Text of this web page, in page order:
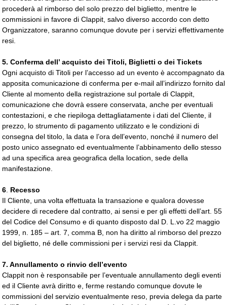
procederà al rimborso del solo prezzo del biglietto, mentre le
commissioni in favore di Clappit, salvo diverso accordo con detto
Organizzatore, saranno comunque dovute per i servizi effettivamente
resi.
5. Conferma dell’ acquisto dei Titoli, Biglietti o dei Tickets
Ogni acquisto di Titoli per l’accesso ad un evento è accompagnato da
apposita comunicazione di conferma per e-mail all’indirizzo fornito dal
Cliente al momento della registrazione sul portale di Clappit,
comunicazione che dovrà essere conservata, anche per eventuali
contestazioni, e che riepiloga dettagliatamente i dati del Cliente, il
prezzo, lo strumento di pagamento utilizzato e le condizioni di
consegna del titolo, la data e l’ora dell’evento, nonché il numero del
posto unico assegnato ed eventualmente l’abbinamento dello stesso
ad una specifica area geografica della location, sede della
manifestazione.
6 Recesso
Il Cliente, una volta effettuata la transazione e qualora dovesse
decidere di recedere dal contratto, ai sensi e per gli effetti dell’art. 55
del Codice del Consumo e di quanto disposto dal D. L.vo 22 maggio
1999, n. 185 – art. 7, comma B, non ha diritto al rimborso del prezzo
del biglietto, né delle commissioni per i servizi resi da Clappit.
7. Annullamento o rinvio dell’evento
Clappit non è responsabile per l’eventuale annullamento degli eventi
ed il Cliente avrà diritto e, ferme restando comunque dovute le
commissioni del servizio eventualmente reso, previa delega da parte